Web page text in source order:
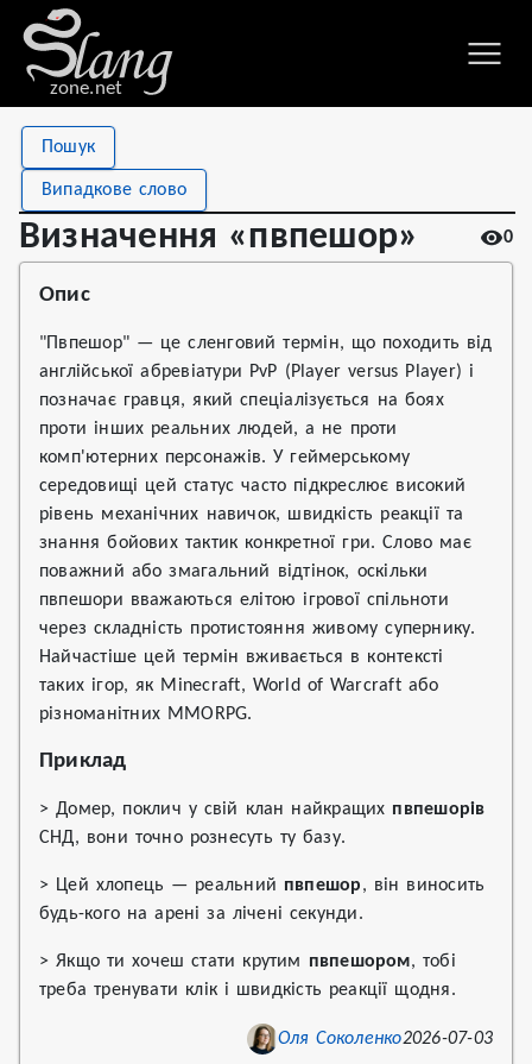
zone.net
Пошук
Випадкове слово
Визначення «пвпешор» 0
Визначення «пвпешор»
Stat
Views
Definitions 2
Опис
"Пвпешор" — це сленговий термін, що походить від
англійської абревіатури PvP (Player versus Player) і
позначає гравця, який спеціалізується на боях
проти інших реальних людей, а не проти
комп'ютерних персонажів. У геймерському
середовищі цей статус часто підкреслює високий
рівень механічних навичок, швидкість реакції та
знання бойових тактик конкретної гри. Слово має
поважний або змагальний відтінок, оскільки
пвпешори вважаються елітою ігрової спільноти
через складність протистояння живому супернику.
Найчастіше цей термін вживається в контексті
таких ігор, як Minecraft, World of Warcraft або
різноманітних MMORPG.
Приклад
> Домер, поклич у свій клан найкращих пвпешорів
СНД, вони точно рознесуть ту базу.
> Цей хлопець — реальний пвпешор, він виносить
будь-кого на арені за лічені секунди.
> Якщо ти хочеш стати крутим пвпешором, тобі
треба тренувати клік і швидкість реакції щодня.
Оля Соколенко2026-07-03